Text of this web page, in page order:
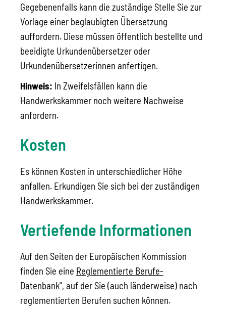
Gegebenenfalls kann die zuständige Stelle Sie zur
Vorlage einer beglaubigten Übersetzung
auffordern. Diese müssen öffentlich bestellte und
beeidigte Urkundenübersetzer oder
Urkundenübersetzerinnen anfertigen.
Hinweis: In Zweifelsfällen kann die
Handwerkskammer noch weitere Nachweise
anfordern.
Kosten
Es können Kosten in unterschiedlicher Höhe
anfallen. Erkundigen Sie sich bei der zuständigen
Handwerkskammer.
Vertiefende Informationen
Auf den Seiten der Europäischen Kommission
finden Sie eine Reglementierte Berufe-
Datenbank", auf der Sie (auch länderweise) nach
reglementierten Berufen suchen können.